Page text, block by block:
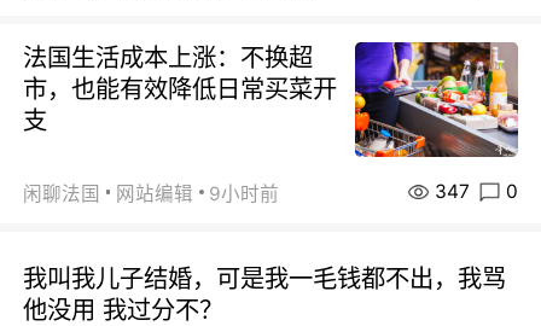
法国生活成本上涨：不换超
市，也能有效降低日常买菜开
支
闲聊法国 网站编辑 9小时前 347 0
我叫我儿子结婚，可是我一毛钱都不出，我骂
他没用 我过分不？